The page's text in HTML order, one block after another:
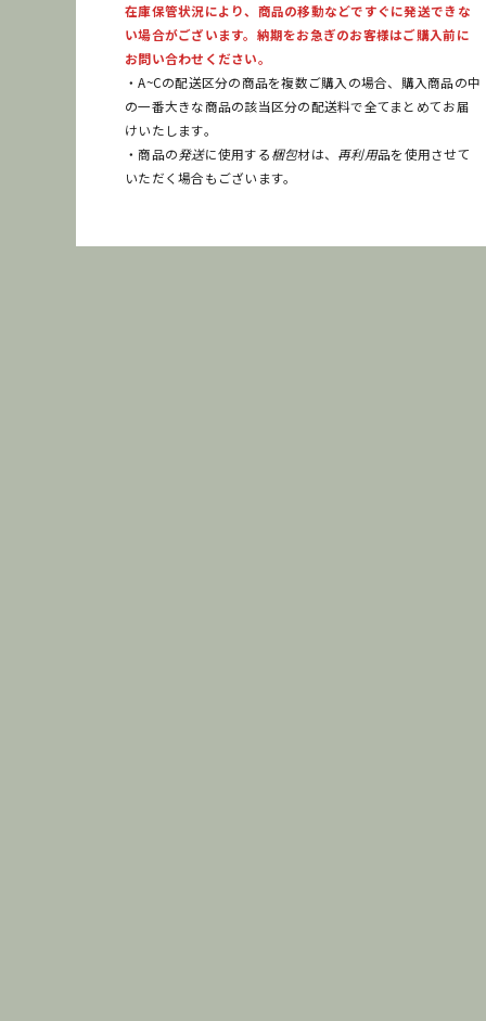
在庫保管状況により、商品の移動などですぐに発送できな
い場合がございます。納期をお急ぎのお客様はご購入前に
お問い合わせください。
・A~Cの配送区分の商品を複数ご購入の場合、購入商品の中
の一番大きな商品の該当区分の配送料で全てまとめてお届
けいたします。
・商品の発送に使用する梱包材は、 再利用品を使用させて
いただく場合もございます。